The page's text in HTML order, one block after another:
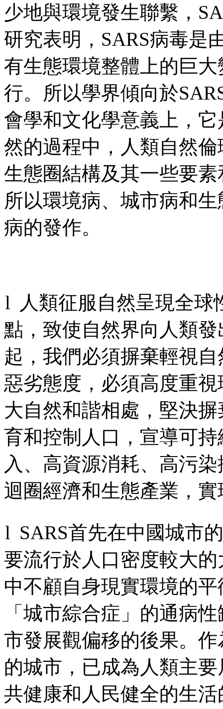
少地與環境發生聯繫，
研究表明， SARS病毒是
有生態環境整體上的巨大
行。所以學界傾向於
會學和文化學意義上，
然的過程中，人類自然
生態圈結構及其一些要
所以環境病、城市病和
病的發作。
l
人類征服自然呈現全
點，致使自然界向人類
起，我們必須摒棄輕視
惡劣態度，必須高度重
大自然和諧相處，堅決
育和控制人口，宣導可
入、高資源消耗、高污
迴圈經濟和生態產業，
l SARS首先在中國城市
要流行於人口密度較大
中不顧自身現實環境的
「城市綜合症」的通病
市發展觀偏移的後果。
的城市，已成為人類主
共健康和人民健全的生